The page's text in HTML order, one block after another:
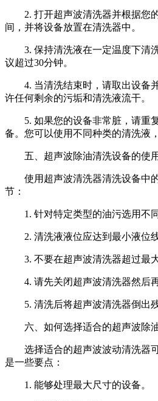
2. 打开超声波清洗器并根据您
间，并将设备放置在清洗器中。
3. 保持清洗液在一定温度下清
议超过30分钟。
4. 当清洗结束时，请取出设备
许任何剩余的污垢和清洗液流干。
5. 如果您的设备非常脏，请重
备。您可以使用不同种类的清洗液
五、超声波除油清洗设备的使
使用超声波清洗器清洗设备中
节：
1. 针对特定类型的油污选用不
2. 清洗液液位应达到最小液位
3. 不要在超声波清洗器超过最
4. 请先关闭超声波清洗器然后
5. 清洗后将超声波清洗器倒出
六、如何选择适合的超声波除
选择适合的超声波波动清洗器
是一些要点：
1. 能够处理最大尺寸的设备。